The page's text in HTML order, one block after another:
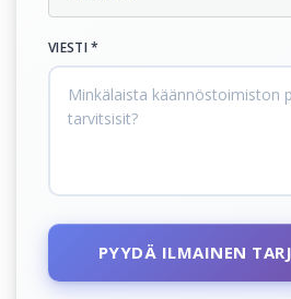
VIESTI *
PYYDÄ ILMAINEN